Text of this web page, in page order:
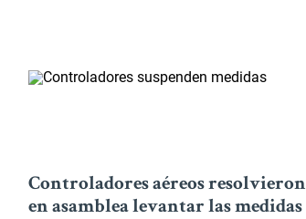
Controladores aéreos resolvieron
en asamblea levantar las medidas